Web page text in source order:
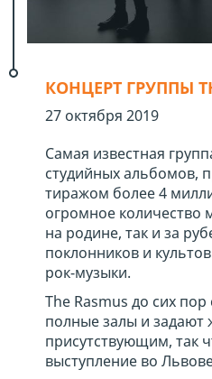
КОНЦЕРТ ГРУППЫ
27 октября 2019
Самая известная
студийных альбомов,
тиражом более 4
огромное количество
на родине, так и за
поклонников и
рок-музыки.
The Rasmus до сих
полные залы и задают
присутствующим, так
выступление во